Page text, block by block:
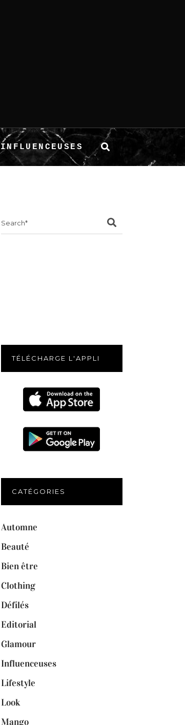
INFLUENCEUSES
TÉLÉCHARGE L'APPLI
CATÉGORIES
Automne
Beauté
Bien être
Clothing
Défilés
Editorial
Glamour
Influenceuses
Lifestyle
Look
Mango